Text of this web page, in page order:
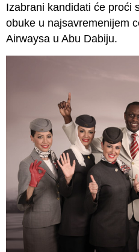
Izabrani kandidati će proći
obuke u najsavremenijem
Airwaysa u Abu Dabiju.